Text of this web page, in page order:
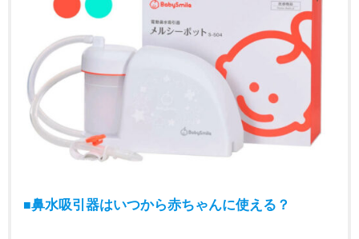
■鼻水吸引器はいつから赤ちゃんに使える？